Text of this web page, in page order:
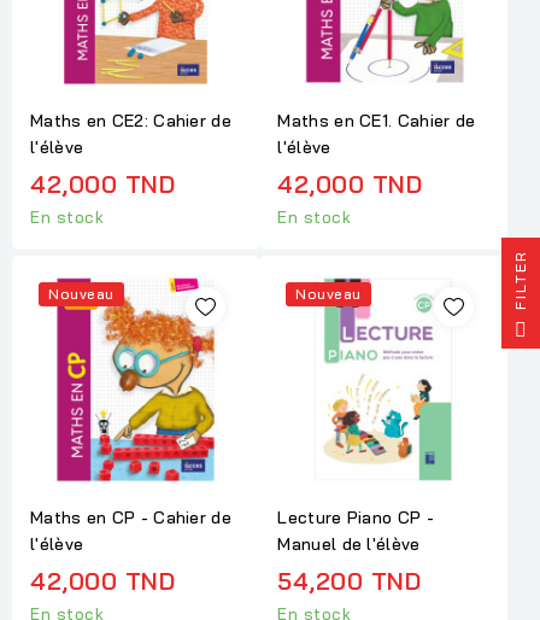
Maths en CE2: Cahier de
l'élève
42,000 TND
En stock
Maths en CE1. Cahier de
l'élève
42,000 TND
En stock
Nouveau
Maths en CP - Cahier de
l'élève
42,000 TND
En stock
Nouveau
Lecture Piano CP -
Manuel de l'élève
54,200 TND
En stock
R